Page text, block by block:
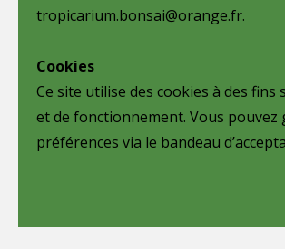
tropicarium.bonsai@orange.fr.
Cookies
Ce site utilise des cookies à des fins
et de fonctionnement. Vous pouvez
préférences via le bandeau